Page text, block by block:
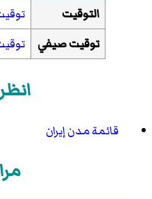
التوقيت
توقيت صيفي
قائمة مدن إيران